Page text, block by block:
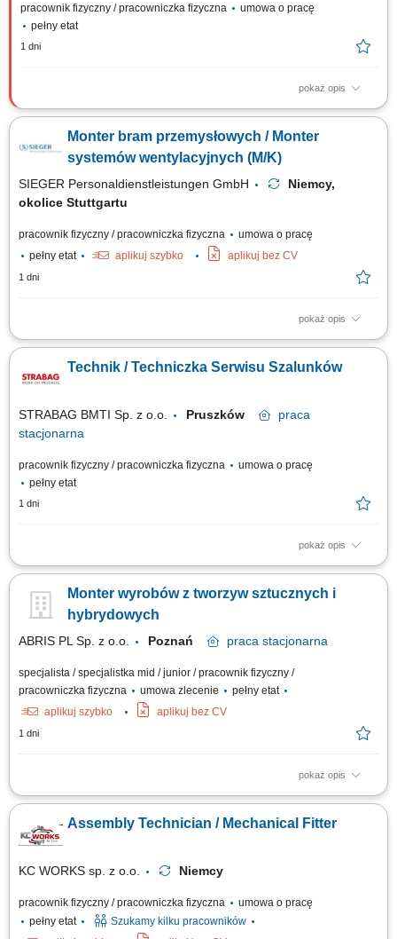
pracownik fizyczny / pracowniczka fizyczna
umowa o pracę
pełny etat
1 dni
pokaż opis
Zadania Składanie zespołów maszynowych i stanowisk przemysłowych
zmontowanych modułów w gotowe linie oraz systemy technologiczne;
Weryfikacja poprawności montażu i eliminowanie bieżących
Monter bram przemysłowych / Monter
systemów wentylacyjnych (M/K)
SIEGER Personaldienstleistungen GmbH
Niemcy,
okolice Stuttgartu
pracownik fizyczny / pracowniczka fizyczna
umowa o pracę
pełny etat
aplikuj szybko aplikuj bez CV
1 dni
pokaż opis
Zakres obowiązków montaż bram przemysłowych, montaż systemów
praca zgodnie z dokumentacją techniczną, dbanie o jakość wykonania i
porządek na miejscu pracy.
Technik / Techniczka Serwisu Szalunków
STRABAG BMTI Sp. z o.o. Pruszków
praca
stacjonarna
pracownik fizyczny / pracowniczka fizyczna
umowa o pracę
pełny etat
1 dni
pokaż opis
Opis stanowiska Wykonywanie napraw oraz bieżącego serwisu systemów
realizowanych budów. Kontrola techniczna oraz ilościowa elementów
wracających z placów budowy. Dbanie o właściwy stan techniczny
Monter wyrobów z tworzyw sztucznych i
hybrydowych
ABRIS PL Sp. z o.o. Poznań praca stacjonarna
specjalista / specjalistka mid / junior / pracownik fizyczny /
pracowniczka fizyczna
umowa zlecenie
pełny etat
aplikuj szybko
aplikuj bez CV
1 dni
pokaż opis
Zakres obowiązków Obróbka elementów kompozytowych zgodnie z
kompozytowych. Obróbka ścierna powierzchni w celu uzyskania
wymaganej gładkości oraz zachowania tolerancji wymiarowych.
Assembly Technician / Mechanical Fitter
KC WORKS sp. z o.o. Niemcy
pracownik fizyczny / pracowniczka fizyczna
umowa o pracę
pełny etat
Szukamy kilku pracowników